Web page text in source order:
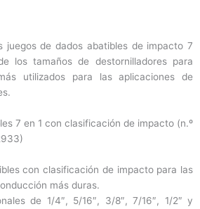
juegos de dados abatibles de impacto 7
los tamaños de destornilladores para
utilizados para las aplicaciones de
7 en 1 con clasificación de impacto (n.º
con clasificación de impacto para las
más duras.
de 1/4″, 5/16″, 3/8″, 7/16″, 1/2″ y